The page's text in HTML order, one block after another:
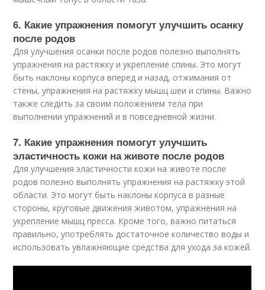
6. Какие упражнения помогут улучшить осанку
после родов
Для улучшения осанки после родов полезно выполнять
упражнения на растяжку и укрепление спины. Это могут
быть наклоны корпуса вперед и назад, отжимания от
стены, упражнения на растяжку мышц шеи и спины. Важно
также следить за своим положением тела при
выполнении упражнений и в повседневной жизни.
7. Какие упражнения помогут улучшить
эластичность кожи на животе после родов
Для улучшения эластичности кожи на животе после
родов полезно выполнять упражнения на растяжку этой
области. Это могут быть наклоны корпуса в разные
стороны, круговые движения животом, упражнения на
укрепление мышц пресса. Кроме того, важно питаться
правильно, употреблять достаточное количество воды и
использовать увлажняющие средства для ухода за кожей.